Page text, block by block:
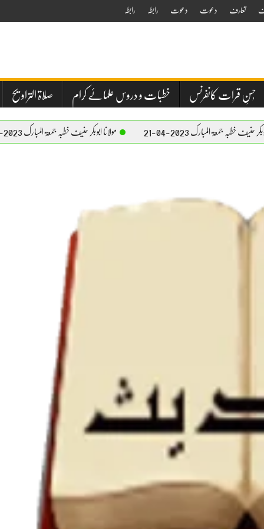
تعارف دعوت دعوت رابطہ رابطہ
حُسنِ قرات کانفرنس خطبات و دروس علمائے کرام صلاۃ التراویح
2023-04-21 مولانا ابوبکر حنیف خطبہ جمعۃ المبارک 2023-04-21